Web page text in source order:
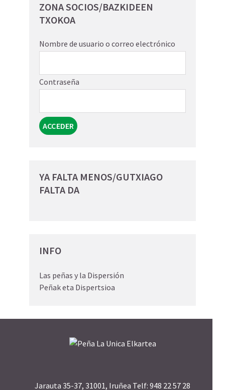
ZONA SOCIOS/BAZKIDEEN
TXOKOA
Nombre de usuario o correo electrónico
Contraseña
YA FALTA MENOS/GUTXIAGO
FALTA DA
INFO
Las peñas y la Dispersión
Peñak eta Dispertsioa
Jarauta 35-37, 31001, Iruñea Telf: 948 22 57 28